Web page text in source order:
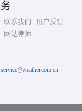
联系我们
用户反馈
网站律师
service@weather.com.cn